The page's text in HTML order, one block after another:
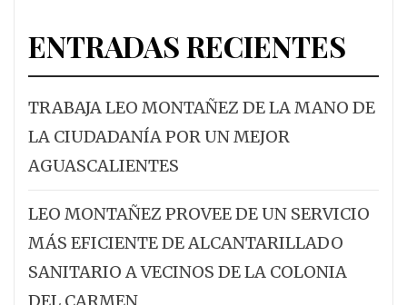
ENTRADAS RECIENTES
TRABAJA LEO MONTAÑEZ DE LA MANO DE
LA CIUDADANÍA POR UN MEJOR
AGUASCALIENTES
LEO MONTAÑEZ PROVEE DE UN SERVICIO
MÁS EFICIENTE DE ALCANTARILLADO
SANITARIO A VECINOS DE LA COLONIA